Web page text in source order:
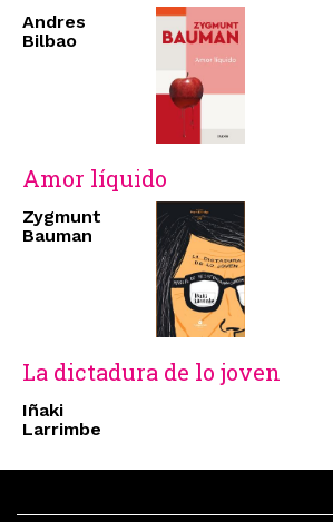
Andres
Bilbao
Amor líquido
Zygmunt
Bauman
La dictadura de lo joven
Iñaki
Larrimbe